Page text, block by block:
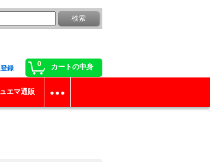
0 カートの中身
録
エマ通販